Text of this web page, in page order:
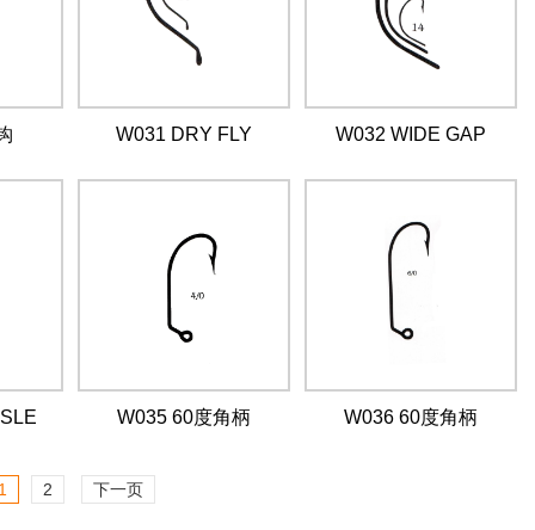
W031 DRY FLY W032 WIDE GAP
W035 60度角柄 W036 60度角柄
2 下一页